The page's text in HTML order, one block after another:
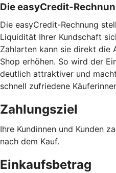
Die easyCredit-
Die easyCredit-Rechnung
Liquidität Ihrer Kundschaft
Zahlarten kann sie direkt die
Shop erhöhen. So wird der
deutlich attraktiver und
schnell zufriedene
Zahlungsziel
Ihre Kundinnen und Kunden
nach dem Kauf.
Einkaufsbetrag